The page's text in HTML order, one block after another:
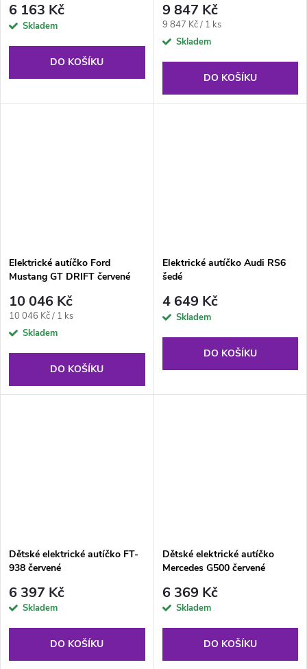
6 163 Kč
Skladem
DO KOŠÍKU
9 847 Kč
Měrná
cena:
9 847 Kč / 1 ks
Skladem
DO KOŠÍKU
Elektrické autíčko Ford
Mustang GT DRIFT červené
10 046 Kč
Měrná
cena:
10 046 Kč / 1 ks
Skladem
DO KOŠÍKU
Elektrické autíčko Audi RS6
šedé
4 649 Kč
Skladem
DO KOŠÍKU
Dětské elektrické autíčko FT-
938 červené
6 397 Kč
Skladem
DO KOŠÍKU
Dětské elektrické autíčko
Mercedes G500 červené
6 369 Kč
Skladem
DO KOŠÍKU